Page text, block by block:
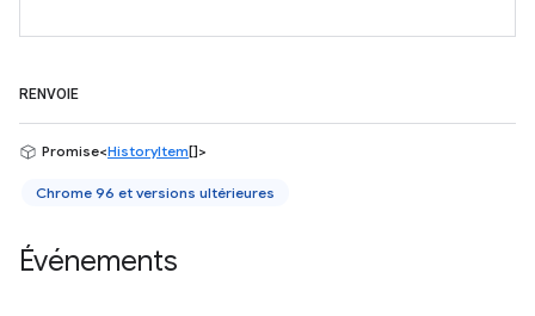
RENVOIE
Promise<HistoryItem[]>
Chrome 96 et versions ultérieures
Événements